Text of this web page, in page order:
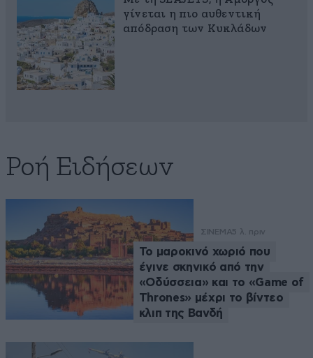
γίνεται η πιο αυθεντική
απόδραση των Κυκλάδων
Ροή Ειδήσεων
ΣΙΝΕΜΑ5 λ. πριν
Το μαροκινό χωριό που
έγινε σκηνικό από την
«Οδύσσεια» και το «Game of
Thrones» μέχρι το βίντεο
κλιπ της Βανδή